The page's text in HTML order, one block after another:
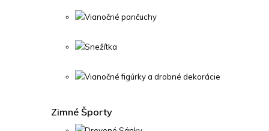
Vianočné pančuchy
Snežítka
Vianočné figúrky a drobné dekorácie
Zimné Športy